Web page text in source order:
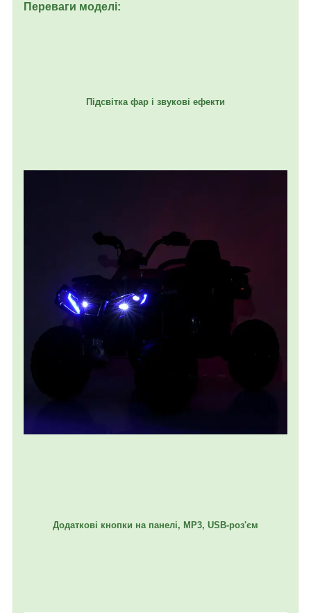
Переваги моделі:
Підсвітка фар і звукові ефекти
Додаткові кнопки на панелі, MP3, USB-роз'єм